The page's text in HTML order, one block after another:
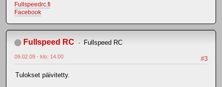
Fullspeedrc.fi
Facebook
Fullspeed RC Fullspeed RC
#3
09.02.09 - klo: 14.00
Tulokset päivitetty.